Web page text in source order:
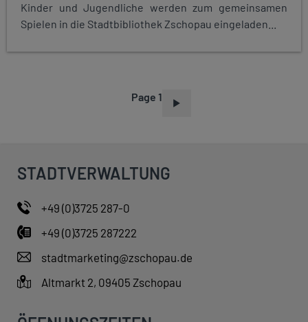
Kinder und Jugendliche werden zum gemeinsamen
Spielen in die Stadtbibliothek Zschopau eingeladen...
Page 1
STADTVERWALTUNG
+49 (0)3725 287-0
+49 (0)3725 287222
stadtmarketing@zschopau.de
Altmarkt 2, 09405 Zschopau